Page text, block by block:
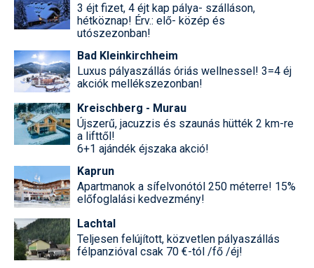
3 éjt fizet, 4 éjt kap pálya- szálláson,
hétköznap! Érv.: elő- közép és
utószezonban!
Bad Kleinkirchheim
Luxus pályaszállás óriás wellnessel! 3=4 éj
akciók mellékszezonban!
Kreischberg - Murau
Újszerű, jacuzzis és szaunás hütték 2 km-re
a lifttől!
6+1 ajándék éjszaka akció!
Kaprun
Apartmanok a sífelvonótól 250 méterre! 15%
előfoglalási kedvezmény!
Lachtal
Teljesen felújított, közvetlen pályaszállás
félpanzióval csak 70 €-tól /fő /éj!